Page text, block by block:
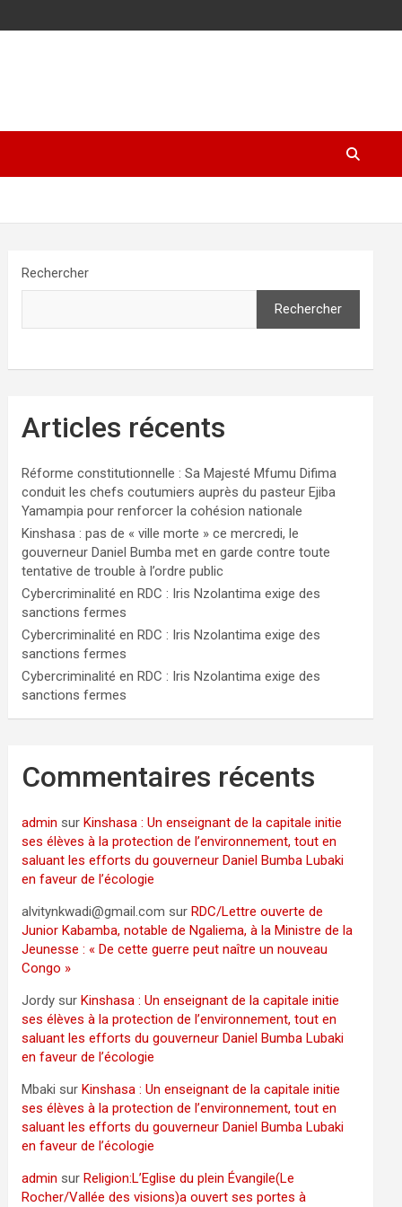
Rechercher
Rechercher
Articles récents
Réforme constitutionnelle : Sa Majesté Mfumu Difima
conduit les chefs coutumiers auprès du pasteur Ejiba
Yamampia pour renforcer la cohésion nationale
Kinshasa : pas de « ville morte » ce mercredi, le
gouverneur Daniel Bumba met en garde contre toute
tentative de trouble à l’ordre public
Cybercriminalité en RDC : Iris Nzolantima exige des
sanctions fermes
Cybercriminalité en RDC : Iris Nzolantima exige des
sanctions fermes
Cybercriminalité en RDC : Iris Nzolantima exige des
sanctions fermes
Commentaires récents
admin surKinshasa : Un enseignant de la capitale initie
ses élèves à la protection de l’environnement, tout en
saluant les efforts du gouverneur Daniel Bumba Lubaki
en faveur de l’écologie
alvitynkwadi@gmail.com surRDC/Lettre ouverte de
Junior Kabamba, notable de Ngaliema, à la Ministre de la
Jeunesse : « De cette guerre peut naître un nouveau
Congo »
Jordy surKinshasa : Un enseignant de la capitale initie
ses élèves à la protection de l’environnement, tout en
saluant les efforts du gouverneur Daniel Bumba Lubaki
en faveur de l’écologie
Mbaki surKinshasa : Un enseignant de la capitale initie
ses élèves à la protection de l’environnement, tout en
saluant les efforts du gouverneur Daniel Bumba Lubaki
en faveur de l’écologie
admin surReligion:L’Eglise du plein Évangile(Le
Rocher/Vallée des visions)a ouvert ses portes à